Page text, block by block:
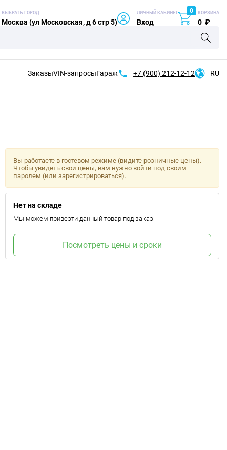
ВЫБРАТЬ ГОРОД
Москва (ул Московская, д 6 стр 5)
ЛИЧНЫЙ КАБИНЕТ
Вход
0 КОРЗИНА
0 ₽
ЗаказыVIN-запросыГараж +7 (900) 212-12-12 RU
Вы работаете в гостевом режиме (видите розничные цены).
Чтобы увидеть свои цены, вам нужно войти под своим
паролем (или зарегистрироваться).
Нет на складе
Мы можем привезти данный товар под заказ.
Посмотреть цены и сроки